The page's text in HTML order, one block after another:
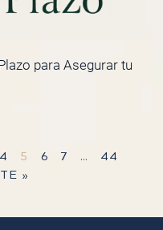
para Asegurar tu
4 5 6 7 …
44
»